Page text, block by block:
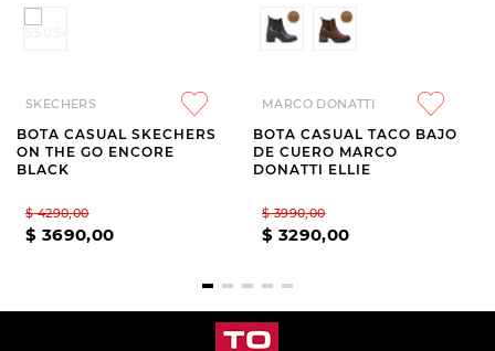
SKECHERS
BOTA CASUAL SKECHERS
ON THE GO ENCORE
BLACK
$ 4290,00
$ 3690,00
MARCO DONATTI
BOTA CASUAL TACO BAJO
DE CUERO MARCO
DONATTI ELLIE
$ 3990,00
$ 3290,00